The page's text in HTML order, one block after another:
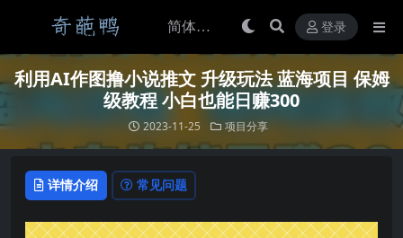
登录
利用AI作图撸小说推文 升级玩法 蓝海项目 保姆
级教程 小白也能日赚300
2023-11-25 项目分享
详情介绍 常见问题